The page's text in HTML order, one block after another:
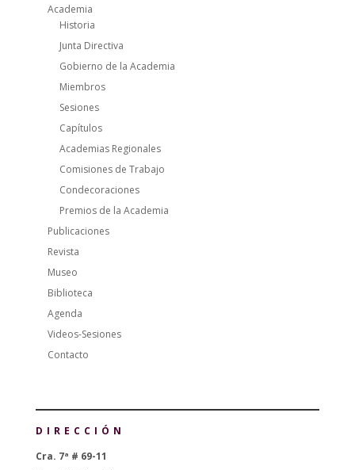
Academia
Historia
Junta Directiva
Gobierno de la Academia
Miembros
Sesiones
Capítulos
Academias Regionales
Comisiones de Trabajo
Condecoraciones
Premios de la Academia
Publicaciones
Revista
Museo
Biblioteca
Agenda
Videos-Sesiones
Contacto
DIRECCIÓN
Cra. 7ª # 69-11